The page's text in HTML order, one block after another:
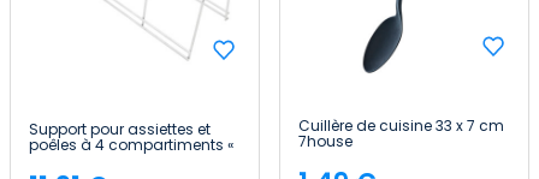
Support pour assiettes et
poêles à 4 compartiments «
12x38.5x11.5cm » 7house
Cuillère de cuisine 33 x 7 cm
7house